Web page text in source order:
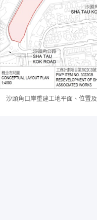
沙頭角口岸重建工地平面、位置